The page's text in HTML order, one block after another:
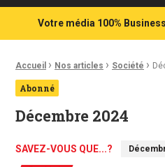
Votre média 100%
Fil d'Ariane :
Accueil › Nos articles › Société ›
Abonné
Décembre 2024
SAVEZ-VOUS QUE...?